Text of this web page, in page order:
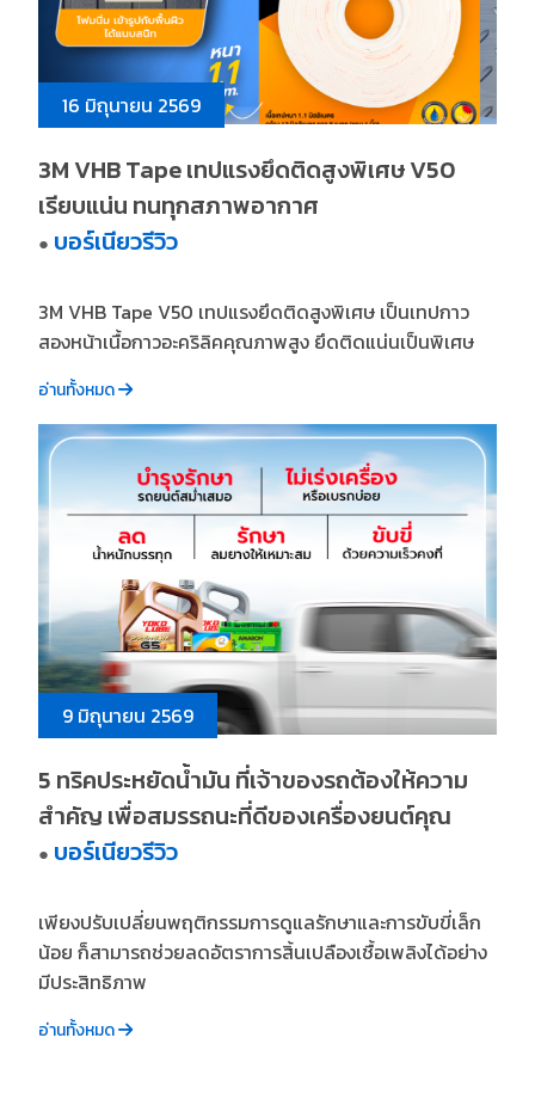
16 มิถุนายน 2569
3M VHB Tape เทปแรงยึดติดสูงพิเศษ V50
เรียบแน่น ทนทุกสภาพอากาศ
● บอร์เนียวรีวิว
3M VHB Tape V50 เทปแรงยึดติดสูงพิเศษ เป็นเทปกาว
สองหน้าเนื้อกาวอะคริลิคคุณภาพสูง ยึดติดแน่นเป็นพิเศษ
อ่านทั้งหมด
9 มิถุนายน 2569
5 ทริคประหยัดน้ำมัน ที่เจ้าของรถต้องให้ความ
สำคัญ เพื่อสมรรถนะที่ดีของเครื่องยนต์คุณ
● บอร์เนียวรีวิว
เพียงปรับเปลี่ยนพฤติกรรมการดูแลรักษาและการขับขี่เล็ก
น้อย ก็สามารถช่วยลดอัตราการสิ้นเปลืองเชื้อเพลิงได้อย่าง
มีประสิทธิภาพ
อ่านทั้งหมด